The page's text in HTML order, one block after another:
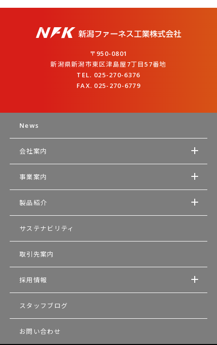
〒950-0801
新潟県新潟市東区津島屋7丁目57番地
TEL. 025-270-6376
FAX. 025-270-6779
News
会社案内
事業案内
製品紹介
サステナビリティ
取引先案内
採用情報
スタッフブログ
お問い合わせ